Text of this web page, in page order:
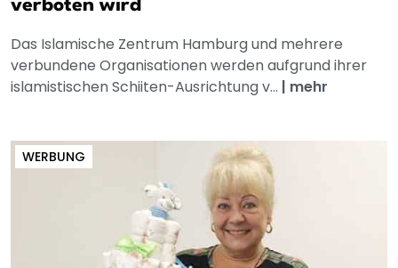
verboten wird
Das Islamische Zentrum Hamburg und mehrere
verbundene Organisationen werden aufgrund ihrer
islamistischen Schiiten-Ausrichtung v... | mehr
WERBUNG